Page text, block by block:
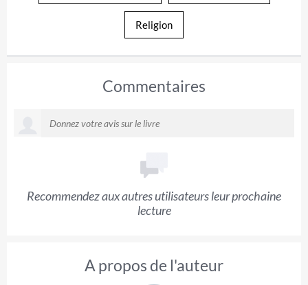
Religion
Commentaires
Recommendez aux autres utilisateurs leur prochaine
lecture
A propos de l'auteur